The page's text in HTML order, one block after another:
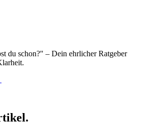
du schon?" – Dein ehrlicher Ratgeber